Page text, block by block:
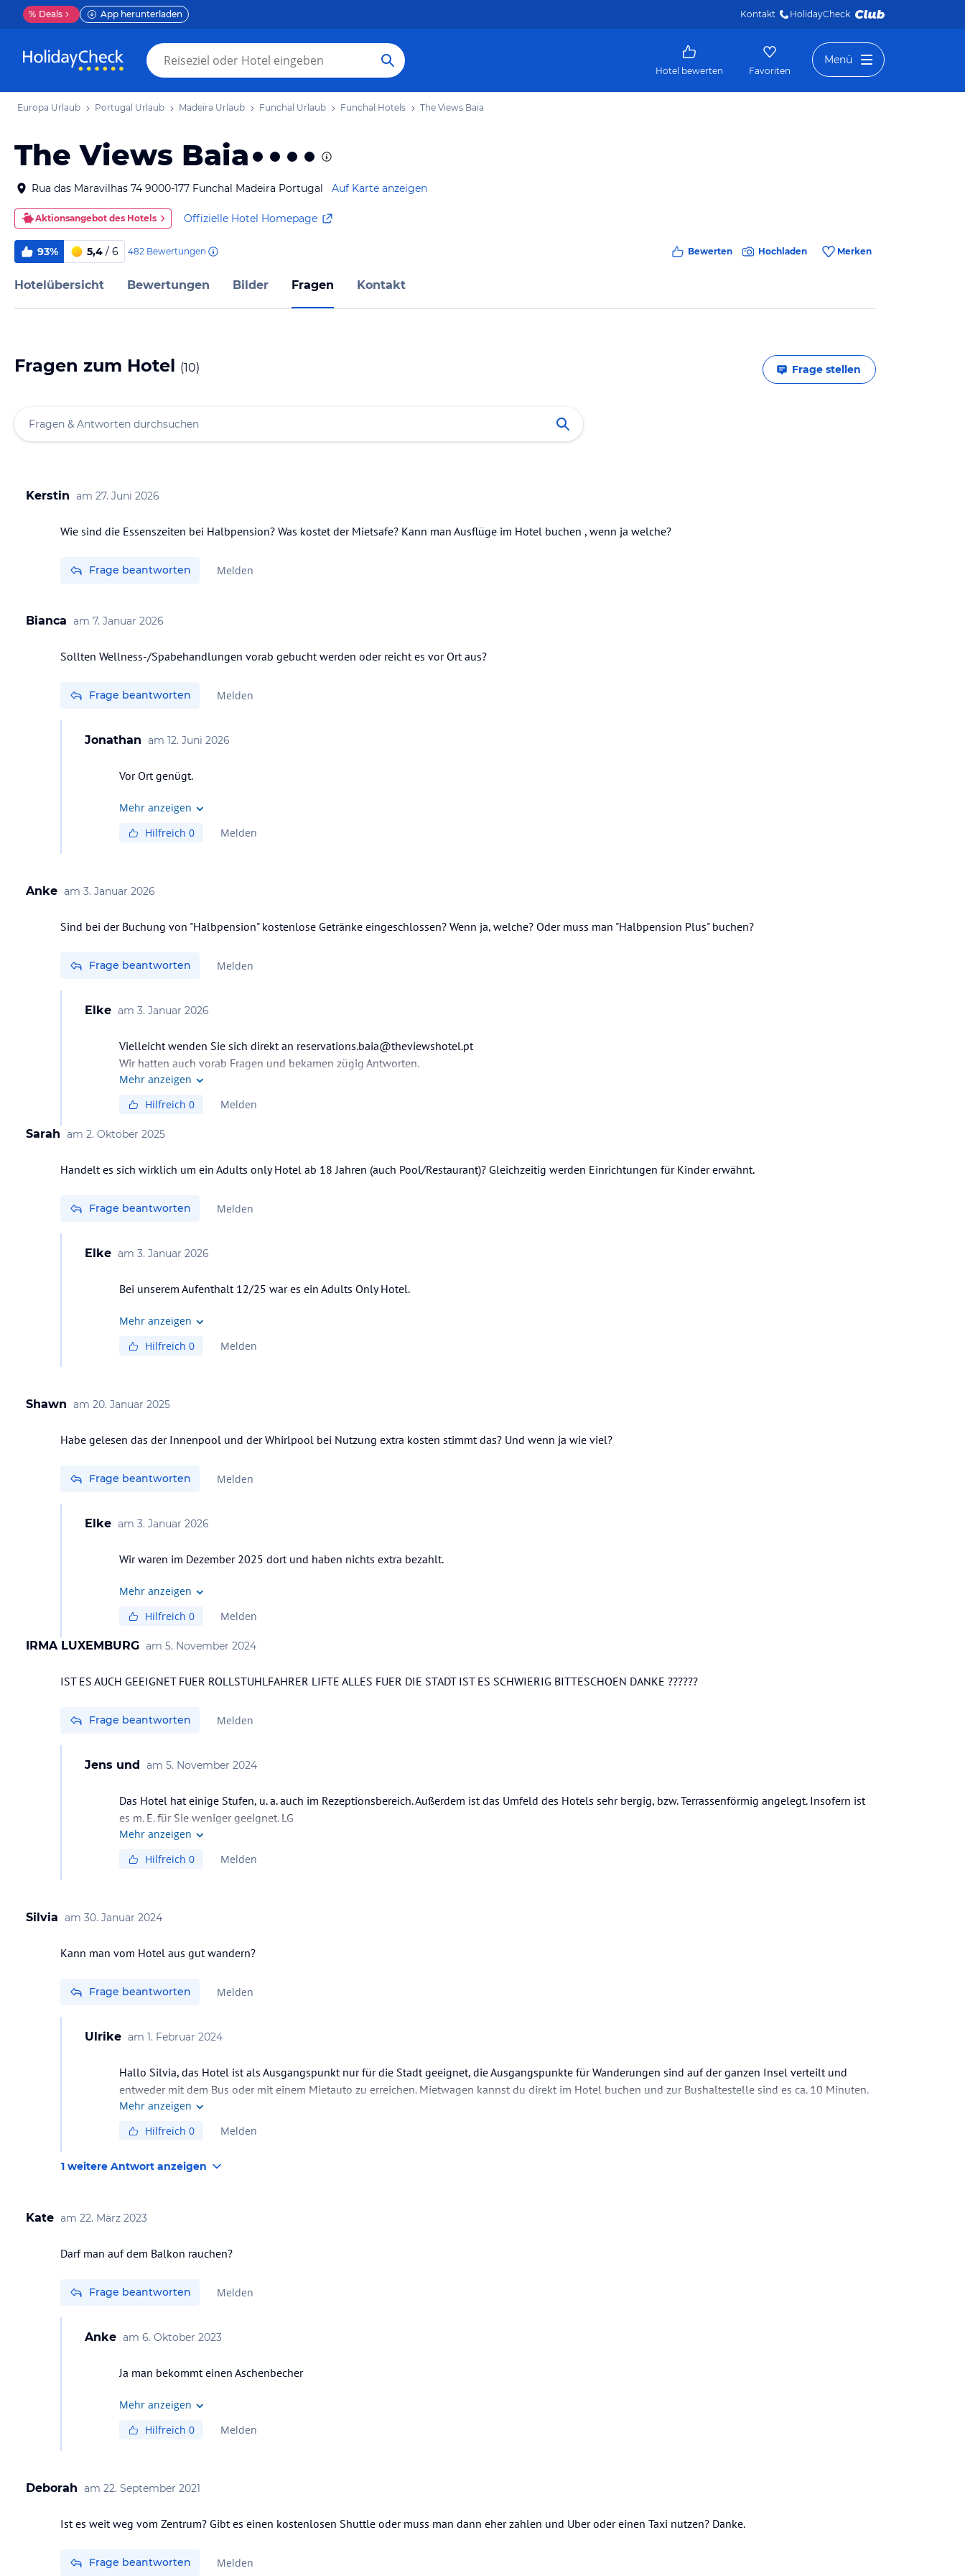
% Deals App herunterladen Kontakt HolidayCheck
Hotel bewerten Favoriten
Menü
Europa Urlaub Portugal Urlaub Madeira Urlaub Funchal Urlaub Funchal Hotels The Views Baia
The Views Baia
Rua das Maravilhas 74 9000-177 Funchal Madeira Portugal Auf Karte anzeigen
Aktionsangebot des Hotels Offizielle Hotel Homepage
93% 5,4 / 6 482 Bewertungen Bewerten Hochladen Merken
Hotelübersicht Bewertungen Bilder Fragen Kontakt
Fragen zum Hotel (10) Frage stellen
Kerstin am 27. Juni 2026
Wie sind die Essenszeiten bei Halbpension? Was kostet der Mietsafe? Kann man Ausflüge im Hotel buchen , wenn ja welche?
Frage beantworten Melden
Bianca am 7. Januar 2026
Sollten Wellness-/Spabehandlungen vorab gebucht werden oder reicht es vor Ort aus?
Frage beantworten Melden
Jonathan am 12. Juni 2026
Vor Ort genügt.
Mehr anzeigen
Hilfreich 0 Melden
Anke am 3. Januar 2026
Sind bei der Buchung von "Halbpension" kostenlose Getränke eingeschlossen? Wenn ja, welche? Oder muss man "Halbpension Plus" buchen?
Frage beantworten Melden
Elke am 3. Januar 2026
Vielleicht wenden Sie sich direkt an reservations.baia@theviewshotel.pt
Wir hatten auch vorab Fragen und bekamen zügig Antworten.
Mehr anzeigen
Hilfreich 0 Melden
Sarah am 2. Oktober 2025
Handelt es sich wirklich um ein Adults only Hotel ab 18 Jahren (auch Pool/Restaurant)? Gleichzeitig werden Einrichtungen für Kinder erwähnt.
Frage beantworten Melden
Elke am 3. Januar 2026
Bei unserem Aufenthalt 12/25 war es ein Adults Only Hotel.
Mehr anzeigen
Hilfreich 0 Melden
Shawn am 20. Januar 2025
Habe gelesen das der Innenpool und der Whirlpool bei Nutzung extra kosten stimmt das? Und wenn ja wie viel?
Frage beantworten Melden
Elke am 3. Januar 2026
Wir waren im Dezember 2025 dort und haben nichts extra bezahlt.
Mehr anzeigen
Hilfreich 0 Melden
IRMA LUXEMBURG am 5. November 2024
IST ES AUCH GEEIGNET FUER ROLLSTUHLFAHRER LIFTE ALLES FUER DIE STADT IST ES SCHWIERIG BITTESCHOEN DANKE ??????
Frage beantworten Melden
Jens und am 5. November 2024
Das Hotel hat einige Stufen, u. a. auch im Rezeptionsbereich. Außerdem ist das Umfeld des Hotels sehr bergig, bzw. Terrassenförmig angelegt. Insofern ist
es m. E. für Sie weniger geeignet. LG
Mehr anzeigen
Hilfreich 0 Melden
Silvia am 30. Januar 2024
Kann man vom Hotel aus gut wandern?
Frage beantworten Melden
Ulrike am 1. Februar 2024
Hallo Silvia, das Hotel ist als Ausgangspunkt nur für die Stadt geeignet, die Ausgangspunkte für Wanderungen sind auf der ganzen Insel verteilt und
entweder mit dem Bus oder mit einem Mietauto zu erreichen. Mietwagen kannst du direkt im Hotel buchen und zur Bushaltestelle sind es ca. 10 Minuten.
Das Hotel können wir aber sehr empfehlen - die Aussicht ist gigantisch.
Mehr anzeigen
Hilfreich 0 Melden
1 weitere Antwort anzeigen
Kate am 22. März 2023
Darf man auf dem Balkon rauchen?
Frage beantworten Melden
Anke am 6. Oktober 2023
Ja man bekommt einen Aschenbecher
Mehr anzeigen
Hilfreich 0 Melden
Deborah am 22. September 2021
Ist es weit weg vom Zentrum? Gibt es einen kostenlosen Shuttle oder muss man dann eher zahlen und Uber oder einen Taxi nutzen? Danke.
Frage beantworten Melden